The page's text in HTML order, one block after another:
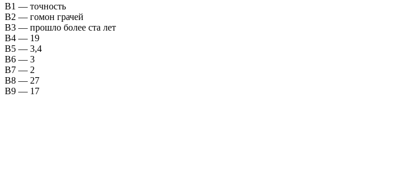
В1 — точность
В2 — гомон грачей
В3 — прошло более ста лет
В4 — 19
В5 — 3,4
В6 — 3
В7 — 2
В8 — 27
В9 — 17